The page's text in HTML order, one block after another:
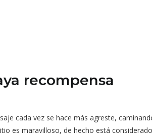
recompensa
cada vez se hace más agreste,
es maravilloso, de hecho está considerado